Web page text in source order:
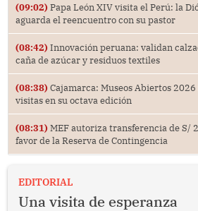
(09:02) Papa León XIV visita el Perú: la
aguarda el reencuentro con su pastor
(08:42) Innovación peruana: validan
caña de azúcar y residuos textiles
(08:38) Cajamarca: Museos Abiertos
visitas en su octava edición
(08:31) MEF autoriza transferencia de S/
favor de la Reserva de Contingencia
EDITORIAL
Una visita de esperanza